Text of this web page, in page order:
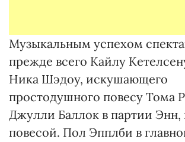
Музыкальным успехом
прежде всего Кайлу
Ника Шэдоу, искушающего
простодушного повесу Тома
Джулли Баллок в партии Энн,
повесой. Пол Эпплби в